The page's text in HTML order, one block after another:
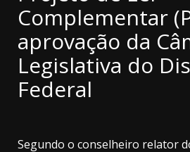
Complementar
aprovação da
Legislativa do
Federal
Segundo o conselheiro relator